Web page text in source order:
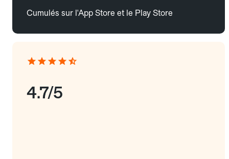
Cumulés sur l'App Store et le Play Store
4.7/5